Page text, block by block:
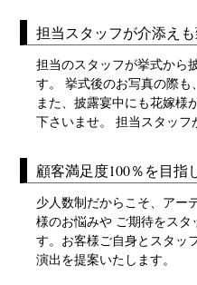
担当スタッフが介添えも
担当のスタッフが挙式から
す。 挙式後のお写真の際も
また、披露宴中にも花嫁様
下さいませ。 担当スタッフ
顧客満足度100％を目指
少人数制だからこそ、アー
様のお悩みや ご期待をス
す。お客様ご自身とスタッ
演出を提案いたします。